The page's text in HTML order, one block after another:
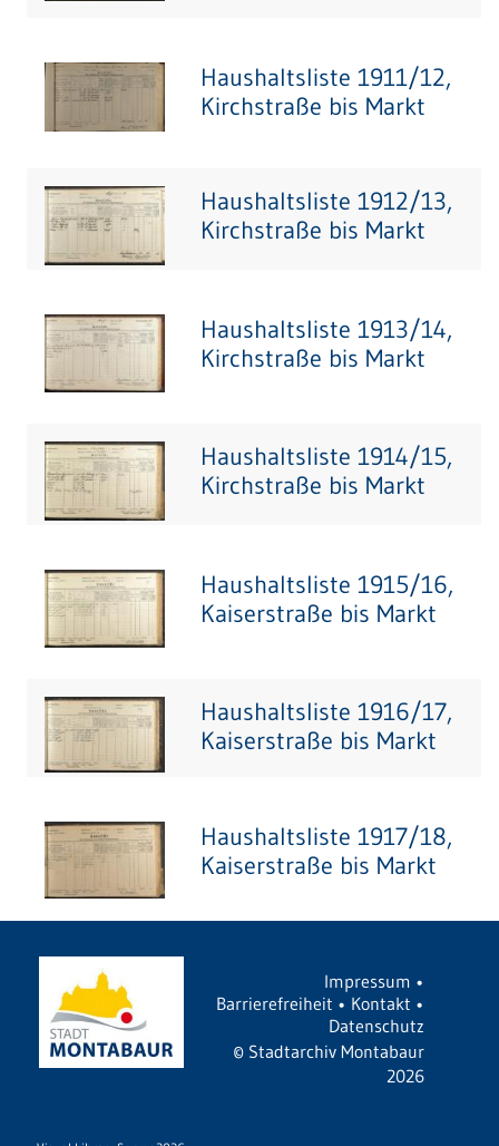
Haushaltsliste 1911/12,
Kirchstraße bis Markt
Haushaltsliste 1912/13,
Kirchstraße bis Markt
Haushaltsliste 1913/14,
Kirchstraße bis Markt
Haushaltsliste 1914/15,
Kirchstraße bis Markt
Haushaltsliste 1915/16,
Kaiserstraße bis Markt
Haushaltsliste 1916/17,
Kaiserstraße bis Markt
Haushaltsliste 1917/18,
Kaiserstraße bis Markt
Impressum •
Barrierefreiheit • Kontakt •
Datenschutz
© Stadtarchiv Montabaur
2026